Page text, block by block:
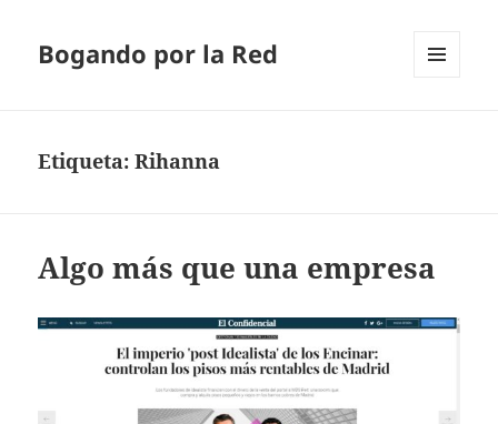
Bogando por la Red
Etiqueta:Rihanna
Algo más que una empresa